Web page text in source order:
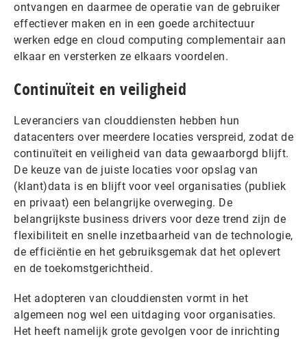
ontvangen en daarmee de operatie van de gebruiker
effectiever maken en in een goede architectuur
werken edge en cloud computing complementair aan
elkaar en versterken ze elkaars voordelen.
Continuïteit en veiligheid
Leveranciers van clouddiensten hebben hun
datacenters over meerdere locaties verspreid, zodat de
continuïteit en veiligheid van data gewaarborgd blijft.
De keuze van de juiste locaties voor opslag van
(klant)data is en blijft voor veel organisaties (publiek
en privaat) een belangrijke overweging. De
belangrijkste business drivers voor deze trend zijn de
flexibiliteit en snelle inzetbaarheid van de technologie,
de efficiëntie en het gebruiksgemak dat het oplevert
en de toekomstgerichtheid.
Het adopteren van clouddiensten vormt in het
algemeen nog wel een uitdaging voor organisaties.
Het heeft namelijk grote gevolgen voor de inrichting